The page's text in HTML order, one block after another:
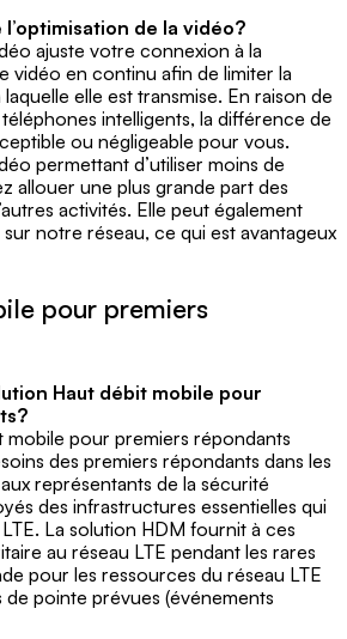
l’optimisation de la vidéo?
ajuste votre connexion à la
vidéo en continu afin de limiter la
elle est transmise. En raison de
téléphones intelligents, la différence de
ou négligeable pour vous.
permettant d’utiliser moins de
allouer une plus grande part des
activités. Elle peut également
notre réseau, ce qui est avantageux
pour premiers
Haut débit mobile pour
mobile pour premiers répondants
des premiers répondants dans les
représentants de la sécurité
des infrastructures essentielles qui
La solution HDM fournit à ces
au réseau LTE pendant les rares
pour les ressources du réseau LTE
de pointe prévues (événements